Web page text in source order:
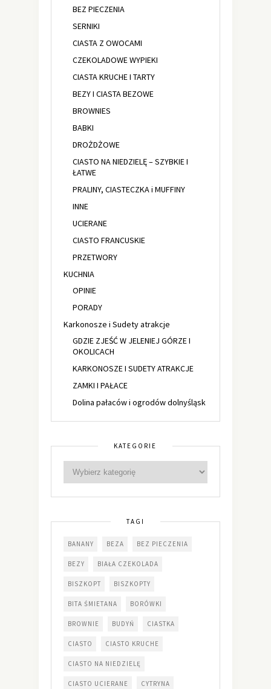
BEZ PIECZENIA
SERNIKI
CIASTA Z OWOCAMI
CZEKOLADOWE WYPIEKI
CIASTA KRUCHE I TARTY
BEZY I CIASTA BEZOWE
BROWNIES
BABKI
DROŻDŻOWE
CIASTO NA NIEDZIELĘ – SZYBKIE I
ŁATWE
PRALINY, CIASTECZKA i MUFFINY
INNE
UCIERANE
CIASTO FRANCUSKIE
PRZETWORY
KUCHNIA
OPINIE
PORADY
Karkonosze i Sudety atrakcje
GDZIE ZJEŚĆ W JELENIEJ GÓRZE I
OKOLICACH
KARKONOSZE I SUDETY ATRAKCJE
ZAMKI I PAŁACE
Dolina pałaców i ogrodów dolnyśląsk
KATEGORIE
TAGI
BANANY BEZA BEZ PIECZENIA
BEZY BIAŁA CZEKOLADA
BISZKOPT BISZKOPTY
BITA ŚMIETANA BORÓWKI
BROWNIE BUDYŃ CIASTKA
CIASTO CIASTO KRUCHE
CIASTO NA NIEDZIELĘ
CIASTO UCIERANE CYTRYNA